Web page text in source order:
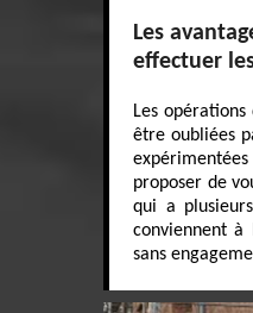
Les
effectuer
Les
être oubliées
proposer de
qui a
conviennent à
sans